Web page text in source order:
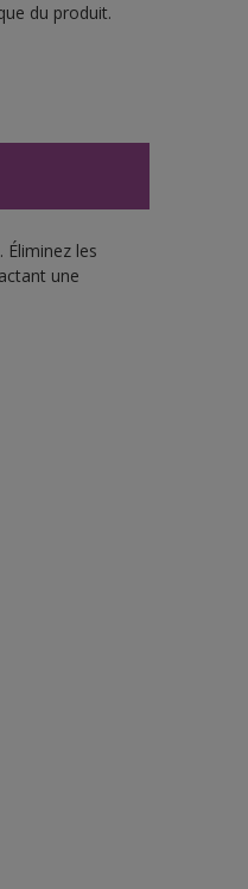
du produit.
les
une